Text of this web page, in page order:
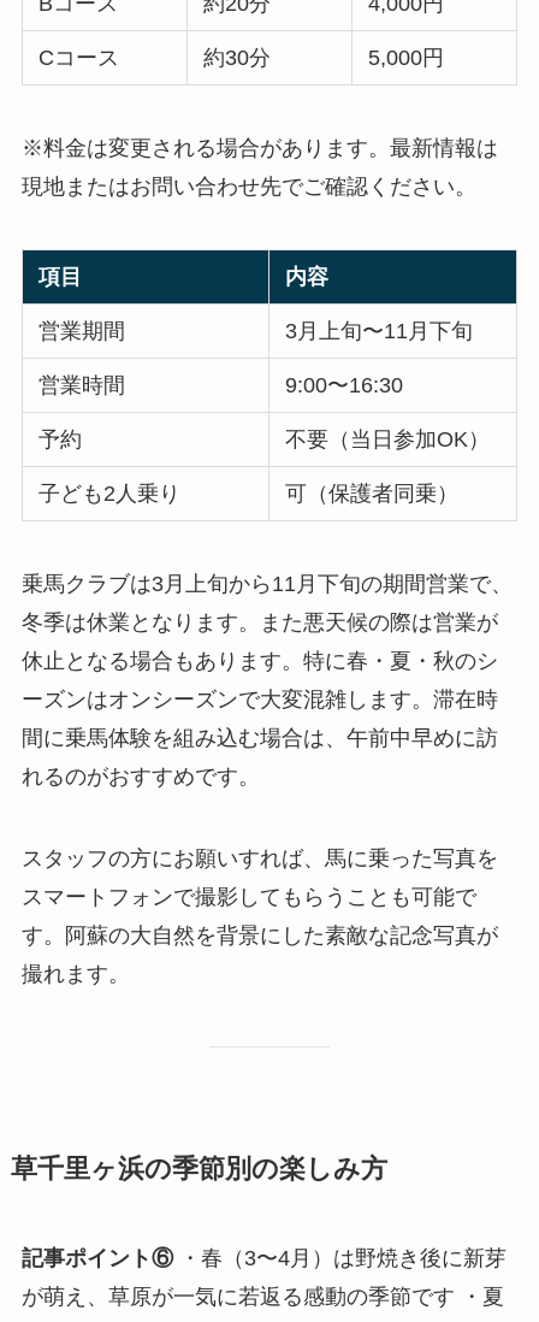
Cコース 約30分 5,000円
※料金は変更される場合があります。最新情報は
現地またはお問い合わせ先でご確認ください。
項目 内容
営業期間 3月上旬〜11月下旬
営業時間 9:00〜16:30
予約 不要（当日参加OK）
子ども2人乗り 可（保護者同乗）
乗馬クラブは3月上旬から11月下旬の期間営業で、
冬季は休業となります。また悪天候の際は営業が
休止となる場合もあります。特に春・夏・秋のシ
ーズンはオンシーズンで大変混雑します。滞在時
間に乗馬体験を組み込む場合は、午前中早めに訪
れるのがおすすめです。
スタッフの方にお願いすれば、馬に乗った写真を
スマートフォンで撮影してもらうことも可能で
す。阿蘇の大自然を背景にした素敵な記念写真が
撮れます。
草千里ヶ浜の季節別の楽しみ方
記事ポイント⑥・春（3〜4月）は野焼き後に新芽
が萌え、草原が一気に若返る感動の季節です ・夏